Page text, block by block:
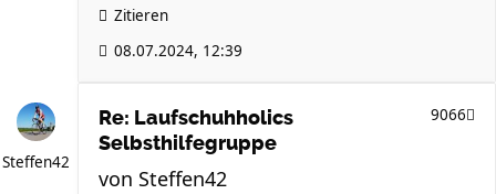
Zitieren
08.07.2024, 12:39
Steffen42
Re: Laufschuhholics
Selbsthilfegruppe
9066
von Steffen42